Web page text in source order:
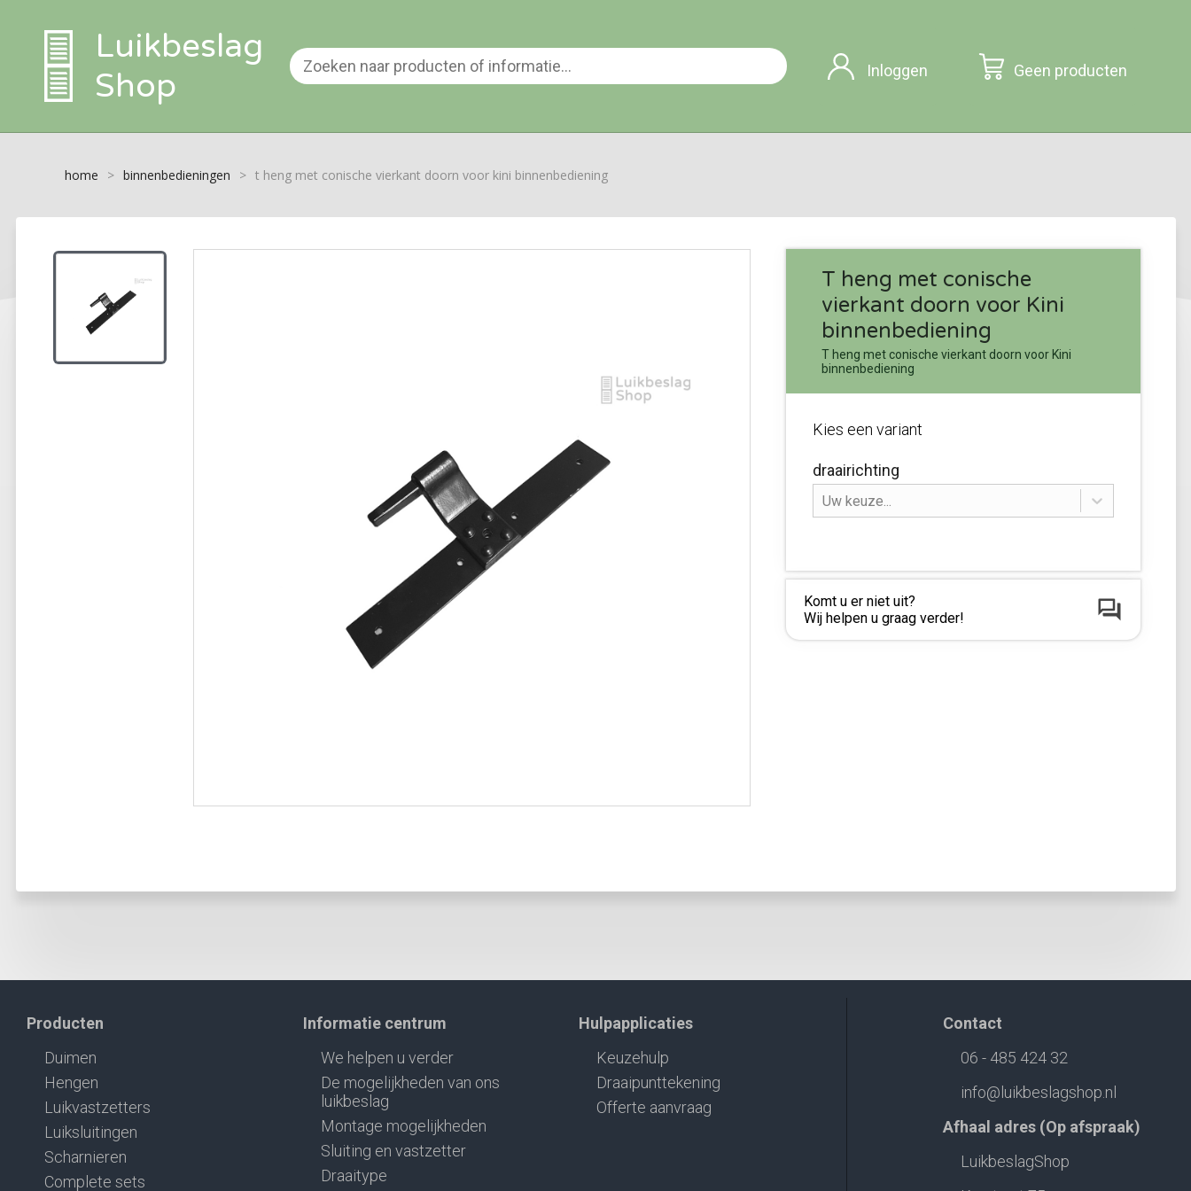
Luikbeslag
Shop
Inloggen Geen producten
home > binnenbedieningen > t heng met conische vierkant doorn voor kini binnenbediening
T heng met conische
vierkant doorn voor Kini
binnenbediening
T heng met conische vierkant doorn voor Kini
binnenbediening
Kies een variant
draairichting
Uw keuze...
Komt u er niet uit?
Wij helpen u graag verder!
Producten
Duimen
Hengen
Luikvastzetters
Luiksluitingen
Scharnieren
Complete sets
Informatie centrum
We helpen u verder
De mogelijkheden van ons
luikbeslag
Montage mogelijkheden
Sluiting en vastzetter
Draaitype
Hulpapplicaties
Keuzehulp
Draaipunttekening
Offerte aanvraag
Contact
06 - 485 424 32
info@luikbeslagshop.nl
Afhaal adres (Op afspraak)
LuikbeslagShop